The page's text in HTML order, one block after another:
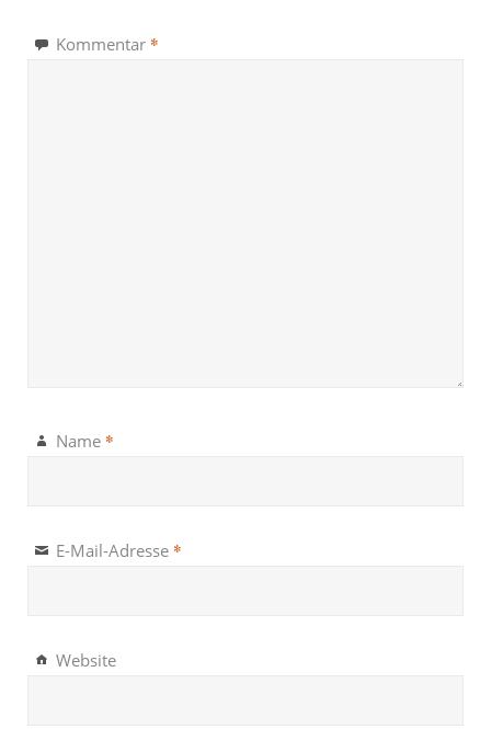
Kommentar *
Name *
E-Mail-Adresse *
Website